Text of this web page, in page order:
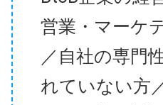
営業・マーケ
／自社の専門
れていない方